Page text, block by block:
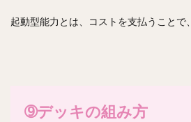
起動型能力とは、コストを支払うことで
➈デッキの組み方